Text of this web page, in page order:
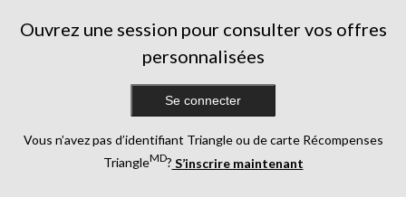
Ouvrez une session pour consulter vos offres
personnalisées
Se connecter
Vous n’avez pas d’identifiant Triangle ou de carte Récompenses
TriangleMD? S’inscrire maintenant